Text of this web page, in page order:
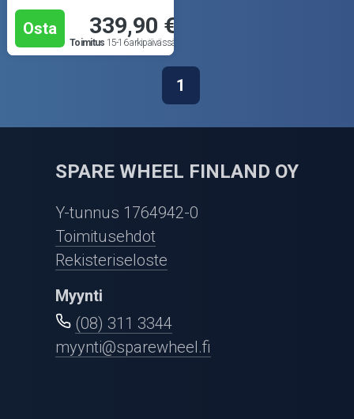
Osta 339,90 €
Toimitus 15-16 arkipäivässä
1
SPARE WHEEL FINLAND OY
Y-tunnus 1764942-0
Toimitusehdot
Rekisteriseloste
Myynti
(08) 311 3344
myynti@sparewheel.fi